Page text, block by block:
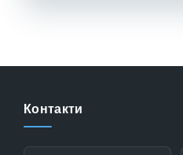
Контакти